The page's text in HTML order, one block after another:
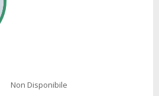
Non Disponibile